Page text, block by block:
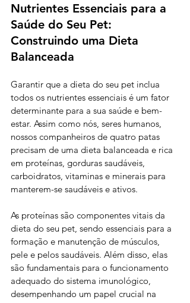
Nutrientes Essenciais para a
Saúde do Seu Pet:
Construindo uma Dieta
Balanceada
Garantir que a dieta do seu pet inclua
todos os nutrientes essenciais é um fator
determinante para a sua saúde e bem-
estar. Assim como nós, seres humanos,
nossos companheiros de quatro patas
precisam de uma dieta balanceada e rica
em proteínas, gorduras saudáveis,
carboidratos, vitaminas e minerais para
manterem-se saudáveis e ativos.
As proteínas são componentes vitais da
dieta do seu pet, sendo essenciais para a
formação e manutenção de músculos,
pele e pelos saudáveis. Além disso, elas
são fundamentais para o funcionamento
adequado do sistema imunológico,
desempenhando um papel crucial na